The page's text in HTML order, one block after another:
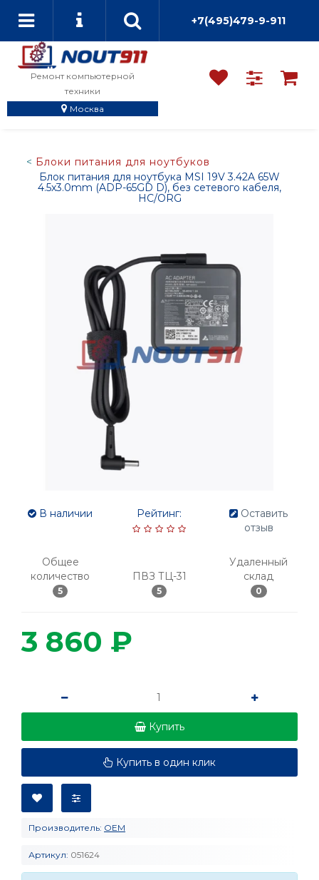
+7(495)479-9-911
Ремонт компьютерной
техники
Москва
Блоки питания для ноутбуков
Блок питания для ноутбука MSI 19V 3.42A 65W
4.5x3.0mm (ADP-65GD D), без сетевого кабеля,
HC/ORG
В наличии
Общее
количество
5
Рейтинг:
ПВЗ ТЦ-31
5
Оставить
отзыв
Удаленный
склад
0
3 860 ₽
Купить
Купить в один клик
Производитель: OEM
Артикул: 051624